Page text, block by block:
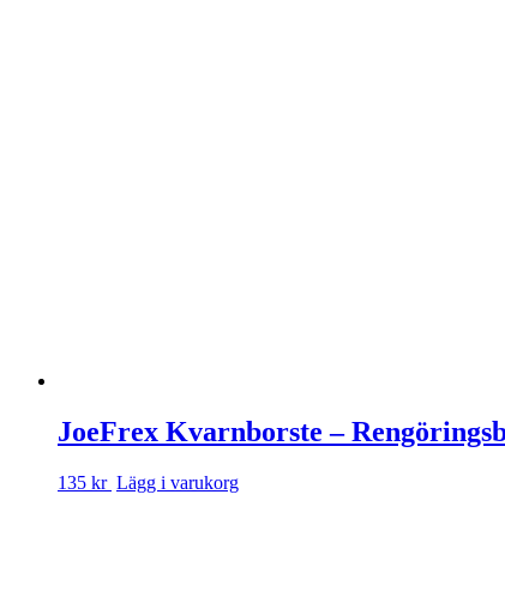
JoeFrex Kvarnborste –
135 kr Lägg i varukorg